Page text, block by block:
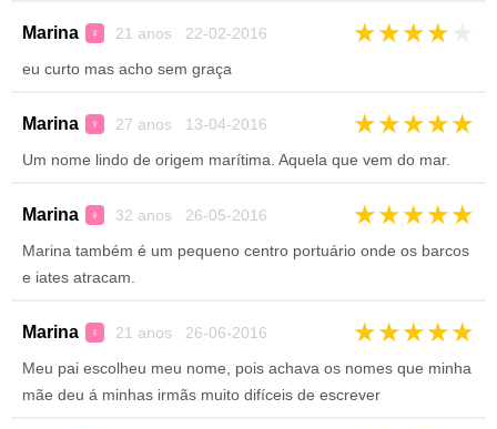
Marina ♀ 21 anos 22-02-2016 ★★★★
eu curto mas acho sem graça
Marina ♀ 27 anos 13-04-2016 ★★★★★
Um nome lindo de origem marítima. Aquela que vem do mar.
Marina ♀ 32 anos 26-05-2016 ★★★★★
Marina também é um pequeno centro portuário onde os barcos
e iates atracam.
Marina ♀ 21 anos 26-06-2016 ★★★★★
Meu pai escolheu meu nome, pois achava os nomes que minha
mãe deu á minhas irmãs muito difíceis de escrever